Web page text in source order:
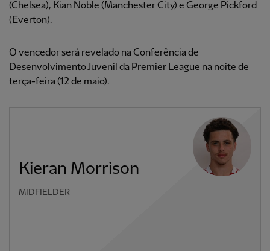
(Chelsea), Kian Noble (Manchester City) e George Pickford
(Everton).
O vencedor será revelado na Conferência de
Desenvolvimento Juvenil da Premier League na noite de
terça-feira (12 de maio).
Kieran Morrison
MIDFIELDER